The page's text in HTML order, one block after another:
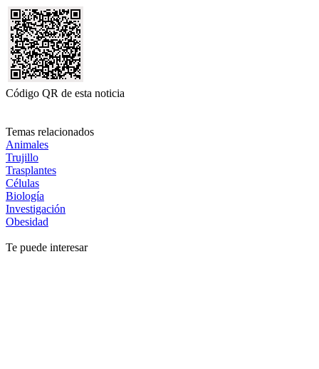
Código QR de esta noticia
Temas relacionados
Animales
Trujillo
Trasplantes
Células
Biología
Investigación
Obesidad
Te puede interesar